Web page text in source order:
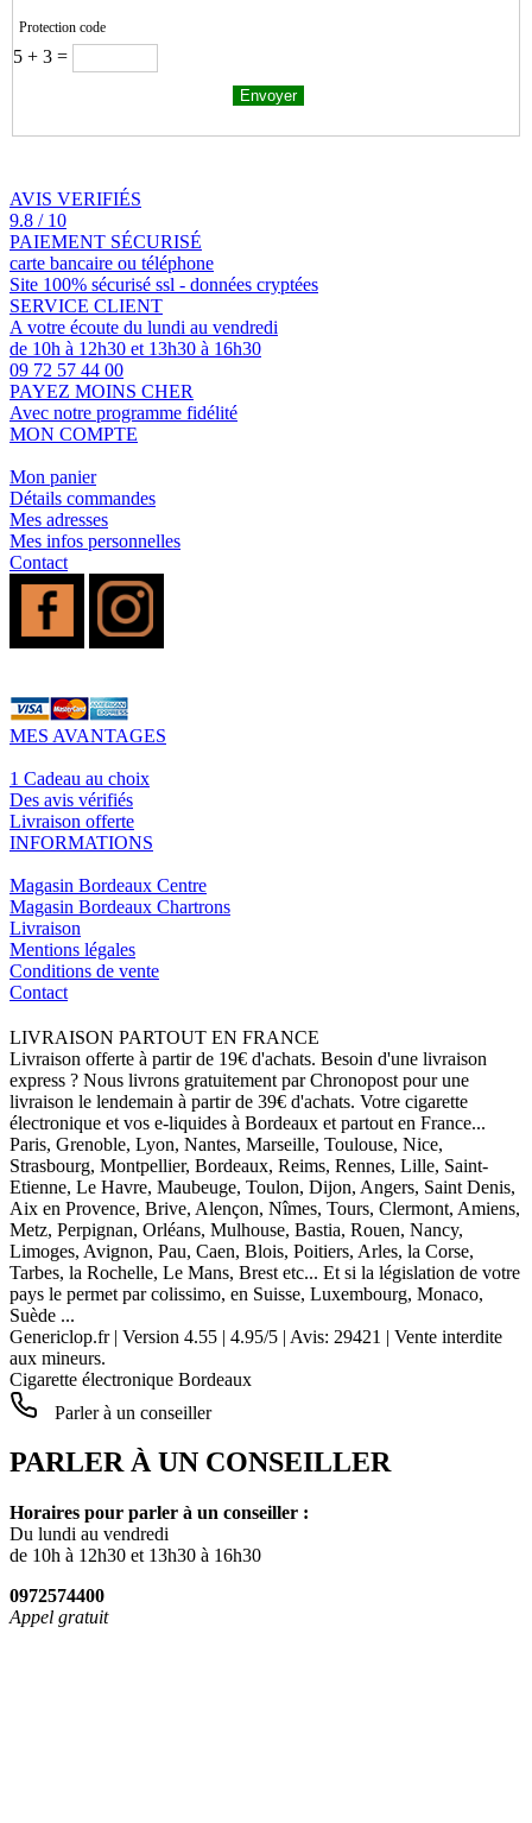
Protection code
5 + 3 =
AVIS VERIFIÉS
9.8 / 10
PAIEMENT SÉCURISÉ
carte bancaire ou téléphone
Site 100% sécurisé ssl - données cryptées
SERVICE CLIENT
A votre écoute du lundi au vendredi
de 10h à 12h30 et 13h30 à 16h30
09 72 57 44 00
PAYEZ MOINS CHER
Avec notre programme fidélité
MON COMPTE
Mon panier
Détails commandes
Mes adresses
Mes infos personnelles
Contact
MES AVANTAGES
1 Cadeau au choix
Des avis vérifiés
Livraison offerte
INFORMATIONS
Magasin Bordeaux Centre
Magasin Bordeaux Chartrons
Livraison
Mentions légales
Conditions de vente
Contact
LIVRAISON PARTOUT EN FRANCE
Livraison offerte à partir de 19€ d'achats. Besoin d'une livraison
express ? Nous livrons gratuitement par Chronopost pour une
livraison le lendemain à partir de 39€ d'achats. Votre cigarette
électronique et vos e-liquides à Bordeaux et partout en France...
Paris, Grenoble, Lyon, Nantes, Marseille, Toulouse, Nice,
Strasbourg, Montpellier, Bordeaux, Reims, Rennes, Lille, Saint-
Etienne, Le Havre, Maubeuge, Toulon, Dijon, Angers, Saint Denis,
Aix en Provence, Brive, Alençon, Nîmes, Tours, Clermont, Amiens,
Metz, Perpignan, Orléans, Mulhouse, Bastia, Rouen, Nancy,
Limoges, Avignon, Pau, Caen, Blois, Poitiers, Arles, la Corse,
Tarbes, la Rochelle, Le Mans, Brest etc... Et si la législation de votre
pays le permet par colissimo, en Suisse, Luxembourg, Monaco,
Suède ...
Genericlop.fr| Version 4.55 | 4.95/5 | Avis: 29421 | Vente interdite
aux mineurs.
Cigarette électronique Bordeaux
Parler à un conseiller
PARLER À UN CONSEILLER
Horaires pour parler à un conseiller :
Du lundi au vendredi
de 10h à 12h30 et 13h30 à 16h30
0972574400
Appel gratuit